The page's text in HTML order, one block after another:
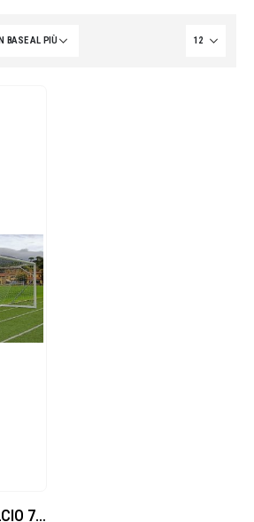
COPPIA PORTE CALCIO 7,32X2,44M, MOBILI, IN ALLUMINIO, REGGIRETE A GOMITO, CERTIFICATE UNI EN 748